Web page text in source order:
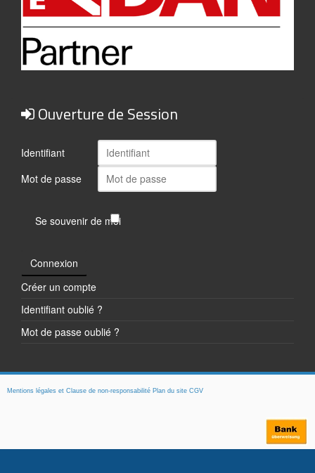
Ouverture de Session
Identifiant
Mot de passe
Se souvenir de moi
Connexion
Créer un compte
Identifiant oublié ?
Mot de passe oublié ?
Mentions légales et Clause de non-responsabilité Plan du site CGV